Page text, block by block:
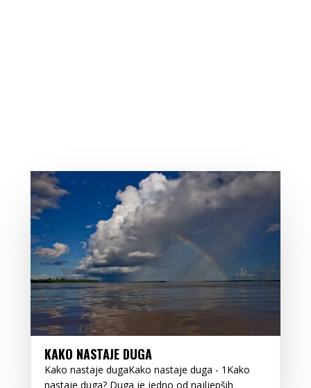
KAKO NASTAJE DUGA
Kako nastaje dugaKako nastaje duga - 1Kako
nastaje duga? Duga je jedno od najljepših